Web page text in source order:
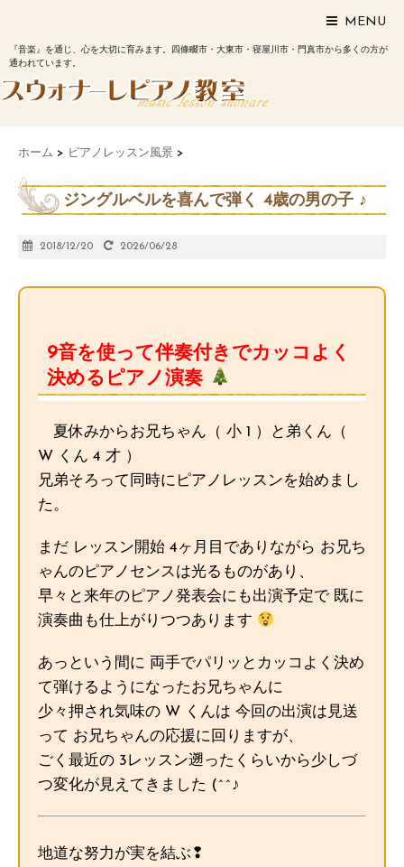
MENU
『音楽』を通じ、心を大切に育みます。四條畷市・大東市・寝屋川市・門真市から多くの方が
通われています。
ホーム > ピアノレッスン風景 >
ジングルベルを喜んで弾く 4歳の男の子 ♪
2018/12/20 2026/06/28
9音を使って伴奏付きでカッコよく
決めるピアノ演奏
夏休みからお兄ちゃん（ 小 1 ）と弟くん（
W くん 4 才 ）
兄弟そろって同時にピアノレッスンを始めまし
た。
まだ レッスン開始 4ヶ月目でありながら お兄ち
ゃんのピアノセンスは光るものがあり、
早々と来年のピアノ発表会にも出演予定で 既に
演奏曲も仕上がりつつあります
あっという間に 両手でパリッとカッコよく決め
て弾けるようになったお兄ちゃんに
少々押され気味の W くんは 今回の出演は見送
って お兄ちゃんの応援に回りますが、
ごく最近の 3レッスン遡ったくらいから少しづ
つ変化が見えてきました (^^♪
地道な努力が実を結ぶ❢